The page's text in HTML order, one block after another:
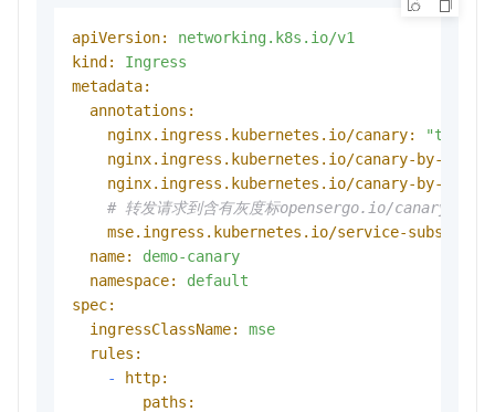
apiVersion:
networking.k8s.io/v1
kind:
Ingress
metadata:
annotations:
nginx.ingress.kubernetes.io/canary:
"true"
nginx.ingress.kubernetes.io/canary-by-
nginx.ingress.kubernetes.io/canary-by-
# 转发请求到含有灰度标opensergo.io/canary-
mse.ingress.kubernetes.io/service-subset:
name:
demo-canary
namespace:
default
spec:
ingressClassName:
mse
rules:
-
http:
paths: